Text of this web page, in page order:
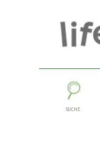
SUCHE